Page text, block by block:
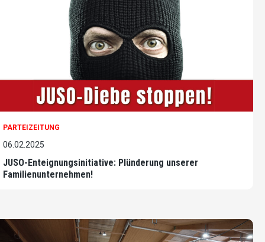
PARTEIZEITUNG
06.02.2025
JUSO-Enteignungsinitiative: Plünderung unserer
Familienunternehmen!